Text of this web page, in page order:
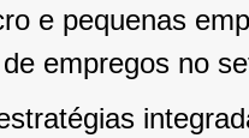
e pequenas
empregos no